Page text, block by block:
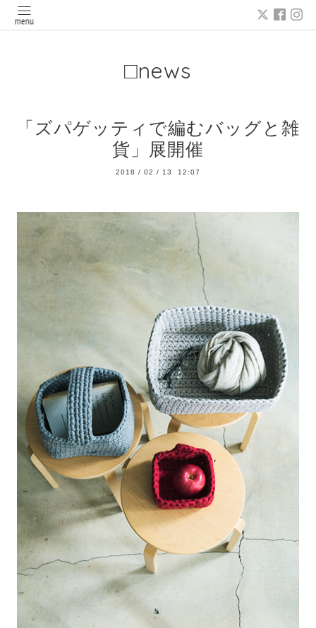
□news
「ズパゲッティで編むバッグと雑
貨」展開催
2018 / 02 / 13 12:07